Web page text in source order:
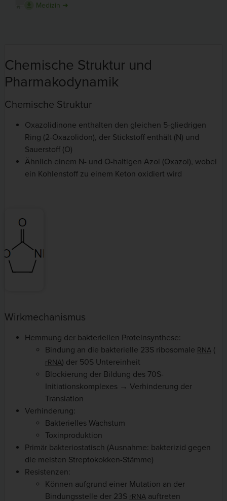
Medizin ➜
Chemische Struktur und
Pharmakodynamik
Chemische Struktur
Oxazolidinone enthalten den gleichen 5-gliedrigen
Ring (2-Oxazolidon), der Stickstoff enthält (N) und
Sauerstoff (O)
Ähnlich einem N- und O-haltigen Azol (Oxazol), wobei
ein Kohlenstoff zu einem Keton oxidiert wird
Wirkmechanismus
Hemmung der bakteriellen Proteinsynthese:
Bindung an die bakterielle 23S ribosomale RNA (
rRNA) der 50S Untereinheit
Blockierung der Bildung des 70S-
Initiationskomplexes → Verhinderung der
Translation
Verhinderung:
Bakterielles Wachstum
Toxinproduktion
Primär bakteriostatisch (Ausnahme: bakterizid gegen
die meisten Streptokokken-Stämme)
Resistenzen:
Können aufgrund einer Mutation an der
Bindungsstelle der 23S rRNA auftreten